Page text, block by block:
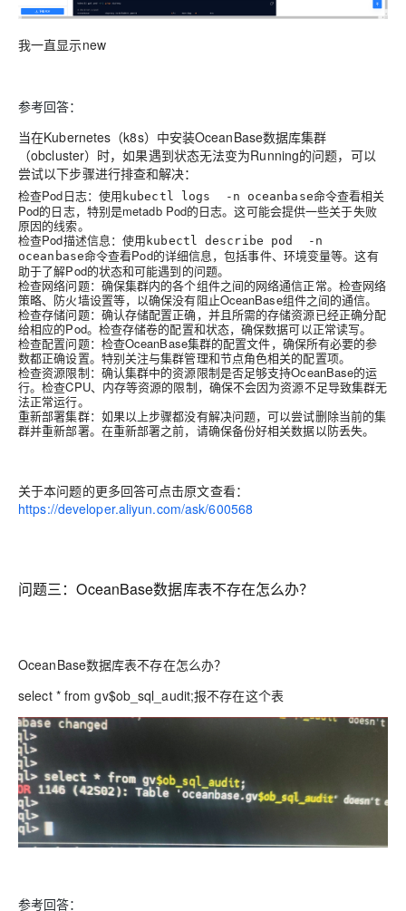
我一直显示new
参考回答：
当在Kubernetes（k8s）中安装OceanBase数据库集群
（obcluster）时，如果遇到状态无法变为Running的问题，可以
尝试以下步骤进行排查和解决：
检查Pod日志：使用 kubectl logs -n oceanbase命令查看相关
Pod的日志，特别是metadb Pod的日志。这可能会提供一些关于失败
原因的线索。
检查Pod描述信息：使用 kubectl describe pod -n
oceanbase命令查看Pod的详细信息，包括事件、环境变量等。这有
助于了解Pod的状态和可能遇到的问题。
检查网络问题：确保集群内的各个组件之间的网络通信正常。检查网络
策略、防火墙设置等，以确保没有阻止OceanBase组件之间的通信。
检查存储问题：确认存储配置正确，并且所需的存储资源已经正确分配
给相应的Pod。检查存储卷的配置和状态，确保数据可以正常读写。
检查配置问题：检查OceanBase集群的配置文件，确保所有必要的参
数都正确设置。特别关注与集群管理和节点角色相关的配置项。
检查资源限制：确认集群中的资源限制是否足够支持OceanBase的运
行。检查CPU、内存等资源的限制，确保不会因为资源不足导致集群无
法正常运行。
重新部署集群：如果以上步骤都没有解决问题，可以尝试删除当前的集
群并重新部署。在重新部署之前，请确保备份好相关数据以防丢失。
关于本问题的更多回答可点击原文查看：
https://developer.aliyun.com/ask/600568
问题三：OceanBase数据库表不存在怎么办？
OceanBase数据库表不存在怎么办？
select * from gv$ob_sql_audit;报不存在这个表
参考回答：